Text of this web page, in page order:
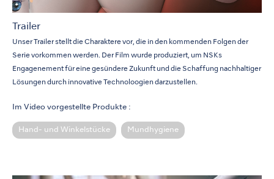
Trailer
Unser Trailer stellt die Charaktere vor, die in den kommenden Folgen der
Serie vorkommen werden. Der Film wurde produziert, um NSKs
Engagenement für eine gesündere Zukunft und die Schaffung nachhaltiger
Lösungen durch innovative Technoloogien darzustellen.
Im Video vorgestellte Produkte :
Hand- und Winkelstücke Mundhygiene